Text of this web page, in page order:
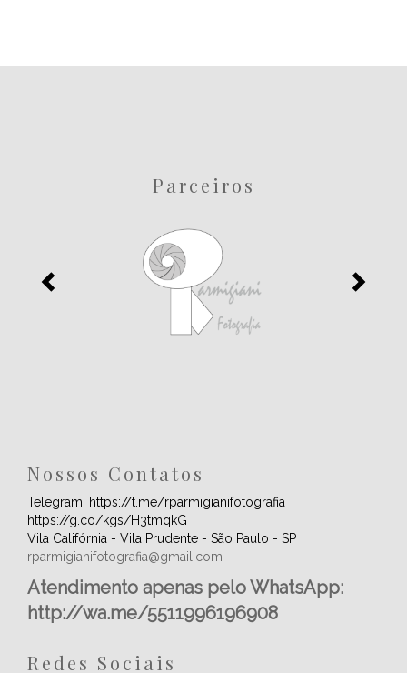
Parceiros
Nossos Contatos
Telegram: https://t.me/rparmigianifotografia
https://g.co/kgs/H3tmqkG
Vila Califórnia - Vila Prudente - São Paulo - SP
rparmigianifotografia@gmail.com
Atendimento apenas pelo WhatsApp:
http://wa.me/5511996196908
Redes Sociais